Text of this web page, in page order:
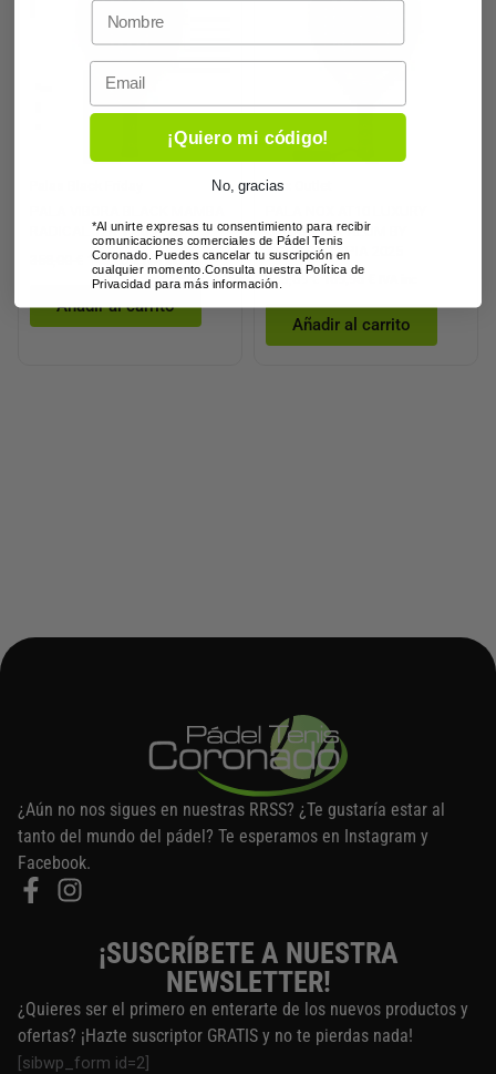
RADICAL 12K V2.0 2025
era:
143,20€
es:
IVA inc
Añadir al carrito
Nox Outlet
GENIUS 18K ALUM BY
AGUSTÍN TAPIA 2025
363,69 € 169,95
Añadir al carrito
¿Aún no nos sigues en nuestras RRSS? ¿Te gustaría estar al
tanto del mundo del pádel? Te esperamos en Instagram y
Facebook.
¡SUSCRÍBETE A NUESTRA
NEWSLETTER!
¿Quieres ser el primero en enterarte de los nuevos productos y
ofertas? ¡Hazte suscriptor GRATIS y no te pierdas nada!
[sibwp_form id=2]
Email
¡Quiero mi código!
No, gracias
*Al unirte expresas tu consentimiento para recibir
comunicaciones comerciales de Pádel Tenis
Coronado. Puedes cancelar tu suscripción en
cualquier momento.Consulta nuestra Política de
Privacidad para más información.